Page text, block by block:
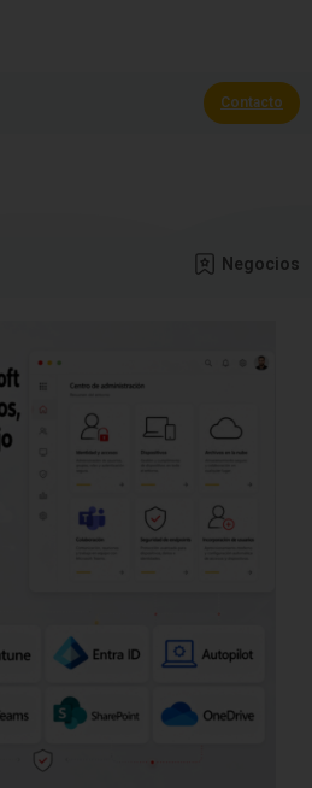
Contacto
Negocios